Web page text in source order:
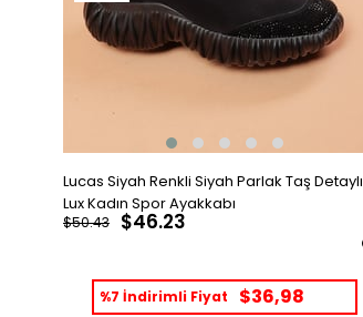
Lucas Siyah Renkli Siyah Parlak Taş Detaylı
Lux Kadın Spor Ayakkabı
$46.23
$50.43
%7 İndirimli Fiyat $36,98